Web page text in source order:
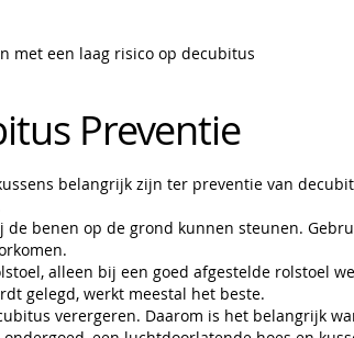
met een laag risico op decubitus
Preventie
belangrijk zijn ter preventie van
de benen op de grond kunnen steunen.
alleen bij een goed afgestelde rolstoel
gelegd, werkt meestal het beste.
verergeren. Daarom is het belangrijk